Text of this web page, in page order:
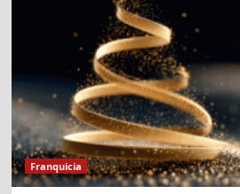
Franquicia